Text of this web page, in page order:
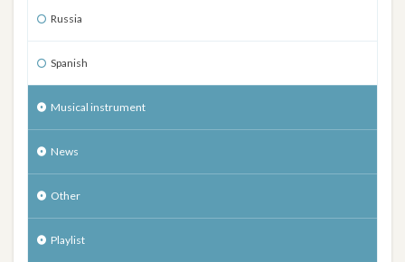
Russia
Spanish
Musical instrument
News
Other
Playlist